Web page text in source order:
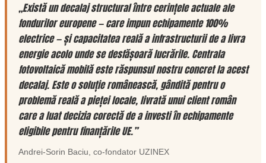
„Există un decalaj structural între cerințele actuale ale
fondurilor europene — care impun echipamente 100%
electrice — și capacitatea reală a infrastructurii de a livra
energie acolo unde se desfășoară lucrările. Centrala
fotovoltaică mobilă este răspunsul nostru concret la acest
decalaj. Este o soluție românească, gândită pentru o
problemă reală a pieței locale, livrată unui client român
care a luat decizia corectă de a investi în echipamente
eligibile pentru finanțările UE.”
Andrei-Sorin Baciu, co-fondator UZINEX